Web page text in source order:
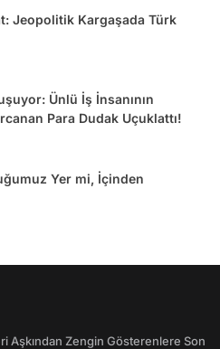
Jeopolitik Kargaşada Türk
Ünlü İş İnsanının
Para Dudak Uçuklattı!
Yer mi, İçinden
Aşkından Zengin Gösterenlere Son